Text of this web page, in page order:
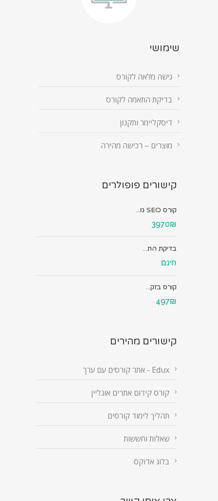
שימושי
גישה מלאה לקורס
בדיקת התאמה לקורס
דיסקליימר ותקנון
מוצרים – רכישה מהירה
קישורים פופולרים
קורס SEO מ...
3970₪
בדיקת הת...
חינם
קורס בזק...
497₪
קישורים מהירים
Edux - אתר קורסים עם ערך
קורס קידום אתרים אונליין
תהליך לימוד קורסים
שאלות וחששות
בלוג אדוקס